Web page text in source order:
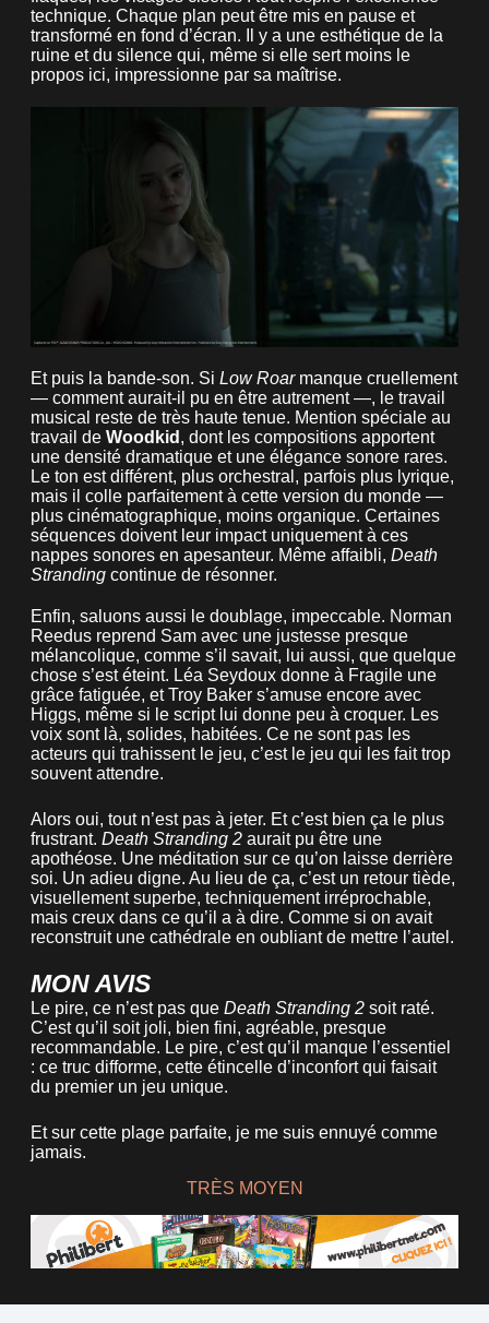
technique. Chaque plan peut être mis en pause et
transformé en fond d’écran. Il y a une esthétique de la
ruine et du silence qui, même si elle sert moins le
propos ici, impressionne par sa maîtrise.
Et puis la bande-son. Si Low Roarmanque cruellement
— comment aurait-il pu en être autrement —, le travail
musical reste de très haute tenue. Mention spéciale au
travail de Woodkid , dont les compositions apportent
une densité dramatique et une élégance sonore rares.
Le ton est différent, plus orchestral, parfois plus lyrique,
mais il colle parfaitement à cette version du monde —
plus cinématographique, moins organique. Certaines
séquences doivent leur impact uniquement à ces
nappes sonores en apesanteur. Même affaibli, Death
Strandingcontinue de résonner.
Enfin, saluons aussi le doublage, impeccable. Norman
Reedus reprend Sam avec une justesse presque
mélancolique, comme s’il savait, lui aussi, que quelque
chose s’est éteint. Léa Seydoux donne à Fragile une
grâce fatiguée, et Troy Baker s’amuse encore avec
Higgs, même si le script lui donne peu à croquer. Les
voix sont là, solides, habitées. Ce ne sont pas les
acteurs qui trahissent le jeu, c’est le jeu qui les fait trop
souvent attendre.
Alors oui, tout n’est pas à jeter. Et c’est bien ça le plus
frustrant. Death Stranding 2aurait pu être une
apothéose. Une méditation sur ce qu’on laisse derrière
soi. Un adieu digne. Au lieu de ça, c’est un retour tiède,
visuellement superbe, techniquement irréprochable,
mais creux dans ce qu’il a à dire. Comme si on avait
reconstruit une cathédrale en oubliant de mettre l’autel.
MON AVIS
Le pire, ce n’est pas que Death Stranding 2soit raté.
C’est qu’il soit joli, bien fini, agréable, presque
recommandable. Le pire, c’est qu’il manque l’essentiel
: ce truc difforme, cette étincelle d’inconfort qui faisait
du premier un jeu unique.
Et sur cette plage parfaite, je me suis ennuyé comme
jamais.
TRÈS MOYEN